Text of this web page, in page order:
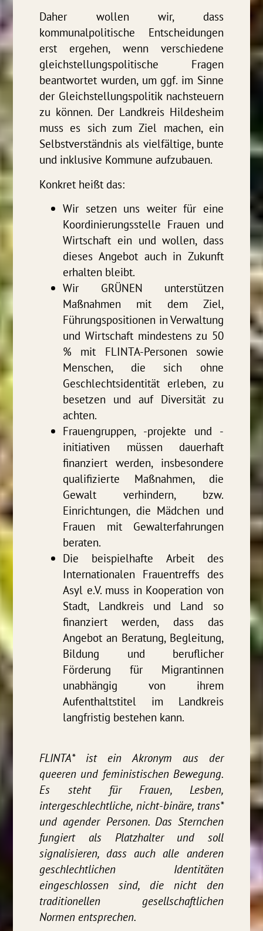
Daher wollen wir, dass
kommunalpolitische Entscheidungen
erst ergehen, wenn verschiedene
gleichstellungspolitische Fragen
beantwortet wurden, um ggf. im Sinne
der Gleichstellungspolitik nachsteuern
zu können. Der Landkreis Hildesheim
muss es sich zum Ziel machen, ein
Selbstverständnis als vielfältige, bunte
und inklusive Kommune aufzubauen.
Konkret heißt das:
Wir setzen uns weiter für eine
Koordinierungsstelle Frauen und
Wirtschaft ein und wollen, dass
dieses Angebot auch in Zukunft
erhalten bleibt.
Wir GRÜNEN unterstützen
Maßnahmen mit dem Ziel,
Führungspositionen in Verwaltung
und Wirtschaft mindestens zu 50
% mit FLINTA-Personen sowie
Menschen, die sich ohne
Geschlechtsidentität erleben, zu
besetzen und auf Diversität zu
achten.
Frauengruppen, -projekte und -
initiativen müssen dauerhaft
finanziert werden, insbesondere
qualifizierte Maßnahmen, die
Gewalt verhindern, bzw.
Einrichtungen, die Mädchen und
Frauen mit Gewalterfahrungen
beraten.
Die beispielhafte Arbeit des
Internationalen Frauentreffs des
Asyl e.V. muss in Kooperation von
Stadt, Landkreis und Land so
finanziert werden, dass das
Angebot an Beratung, Begleitung,
Bildung und beruflicher
Förderung für Migrantinnen
unabhängig von ihrem
Aufenthaltstitel im Landkreis
langfristig bestehen kann.
FLINTA* ist ein Akronym aus der
queeren und feministischen Bewegung.
Es steht für Frauen, Lesben,
intergeschlechtliche, nicht-binäre, trans*
und agender Personen. Das Sternchen
fungiert als Platzhalter und soll
signalisieren, dass auch alle anderen
geschlechtlichen Identitäten
eingeschlossen sind, die nicht den
traditionellen gesellschaftlichen
Normen entsprechen.